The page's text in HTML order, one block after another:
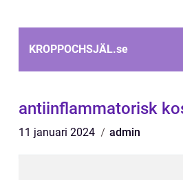
KROPPOCHSJÄL.se
antiinflammatorisk
11 januari 2024 admin